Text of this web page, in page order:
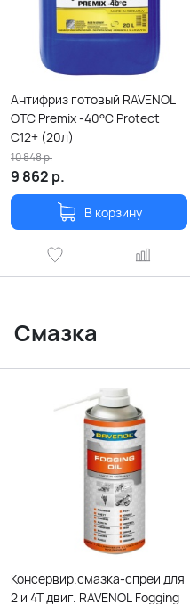
Антифриз готовый RAVENOL
OTC Premix -40°C Protect
C12+ (20л)
9 862 р.
10 848р.
В корзину
Смазка
Консервир.смазка-спрей для
2 и 4Т двиг. RAVENOL Fogging